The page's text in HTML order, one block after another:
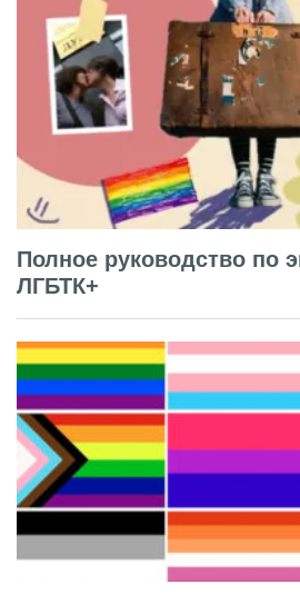
Полное руководство по
ЛГБТК+